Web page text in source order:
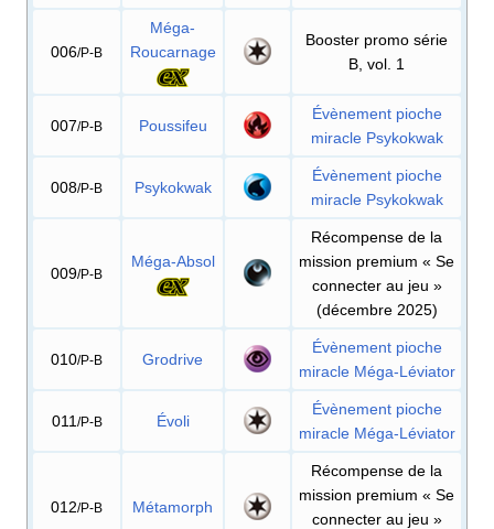
006/P-B
Méga-
Roucarnage
Booster promo série
B, vol. 1
007/P-B Poussifeu
Évènement pioche
miracle Psykokwak
008/P-B Psykokwak
Évènement pioche
miracle Psykokwak
009/P-B
Méga-Absol
Récompense de la
mission premium « Se
connecter au jeu »
(décembre 2025)
010/P-B Grodrive
Évènement pioche
miracle Méga-Léviator
011 /P-B Évoli
Évènement pioche
miracle Méga-Léviator
012/P-B Métamorph
Récompense de la
mission premium « Se
connecter au jeu »